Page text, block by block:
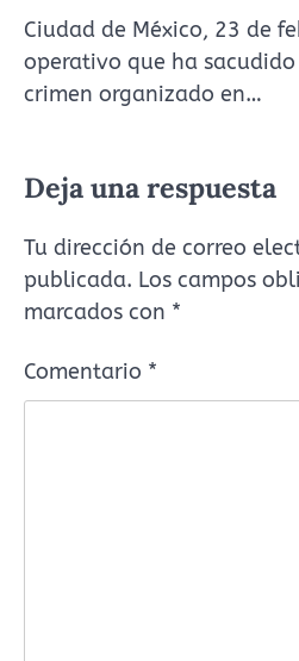
Ciudad de México, 23 de
operativo que ha
crimen organizado en…
Deja una respuesta
Tu dirección de correo
publicada. Los campos
marcados con *
Comentario *